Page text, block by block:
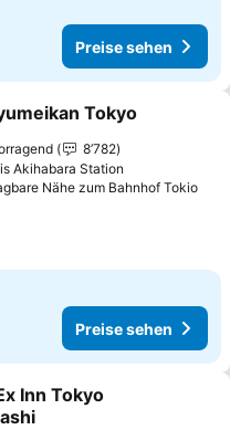
Preise sehen
hinzufügen
Tokyo
8’782
Akihabara Station
Nähe zum Bahnhof Tokio
Preise sehen
hinzufügen
Inn Tokyo